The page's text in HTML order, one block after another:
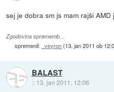
sej je dobra sm js mam rajši
Zgodovina sprememb…
spremenil: _veyron(13. jan 2011 ob
BALAST
:: 13. jan 2011, 12:06